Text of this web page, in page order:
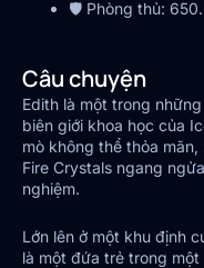
🛡️ Phòng thủ:
Câu chuyện
Edith là một trong
biên giới khoa học của
mò không thể thỏa
Fire Crystals ngang
nghiệm.
Lớn lên ở một khu định
là một đứa trẻ trong